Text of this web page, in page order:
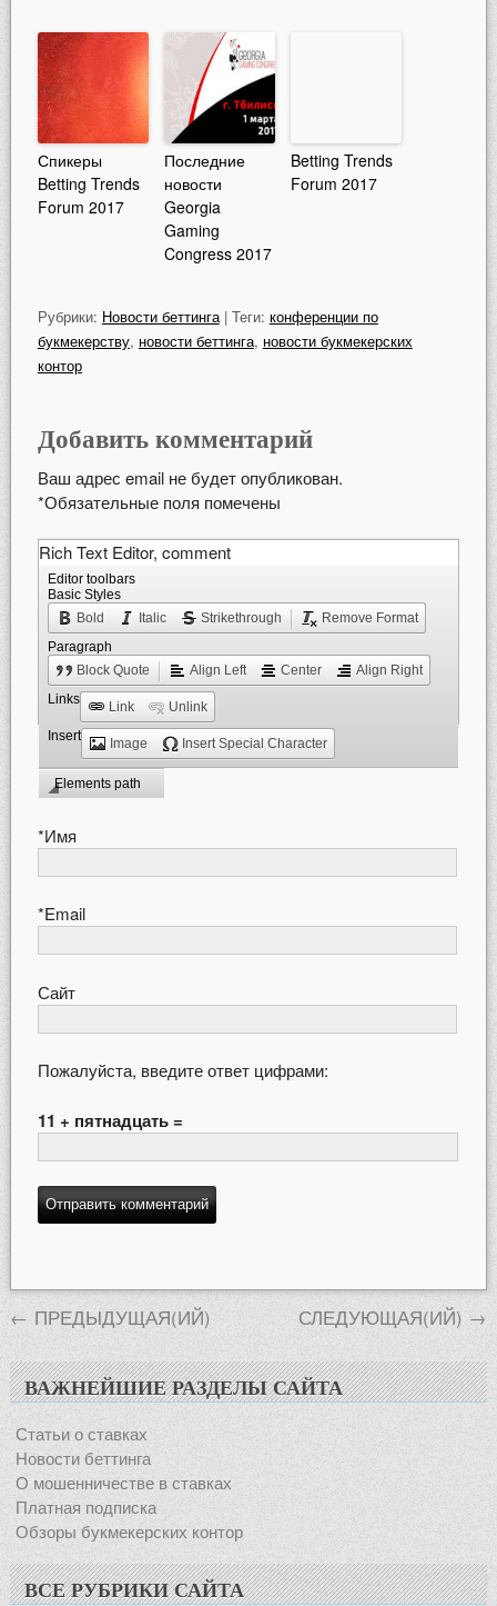
Спикеры
Betting Trends
Forum 2017
Последние
новости
Georgia
Gaming
Congress 2017
Betting Trends
Forum 2017
Рубрики: Новости беттинга| Теги: конференции по
букмекерству, новости беттинга, новости букмекерских
контор
Добавить комментарий
Ваш адрес email не будет опубликован.
Обязательные поля помечены
*
Rich Text Editor, comment
Editor toolbars
Basic Styles
Bold
Italic Strikethrough
Remove Format
Paragraph
Block Quote
Align Left Center
Align Right
Links
Link
Unlink
Insert
Image Insert Special Character
Elements path
Имя
*
Email
*
Сайт
Пожалуйста, введите ответ цифрами:
11 + пятнадцать =
← ПРЕДЫДУЩАЯ(ИЙ) СЛЕДУЮЩАЯ(ИЙ) →
ВАЖНЕЙШИЕ РАЗДЕЛЫ САЙТА
Статьи о ставках
Новости беттинга
О мошенничестве в ставках
Платная подписка
Обзоры букмекерских контор
ВСЕ РУБРИКИ САЙТА